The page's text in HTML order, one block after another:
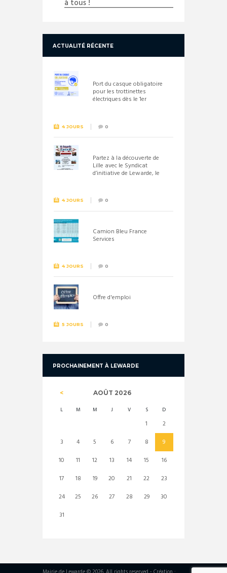
à tous !
ACTUALITÉ RÉCENTE
Port du casque obligatoire
pour les trottinettes
électriques dès le 1er
4 JOURS 0
Partez à la découverte de
Lille avec le Syndicat
d’initiative de Lewarde, le
4 JOURS 0
Camion Bleu France
Services
4 JOURS 0
Offre d'emploi
5 JOURS 0
PROCHAINEMENT À LEWARDE
AOÛT 2026
L M M J V S D
1
2
3
4 5 6 7 8
9
10
11 12 13 14 15
16
17
18 19 20 21 22
23
24
25 26 27 28 29
30
31